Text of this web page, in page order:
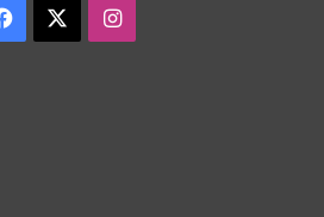
Facebook Instagram